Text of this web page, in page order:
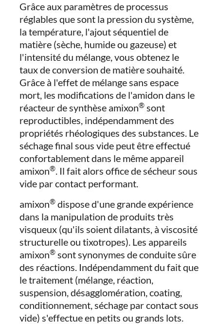
Grâce aux paramètres de processus
réglables que sont la pression du système,
la température, l'ajout séquentiel de
matière (sèche, humide ou gazeuse) et
l'intensité du mélange, vous obtenez le
taux de conversion de matière souhaité.
Grâce à l'effet de mélange sans espace
mort, les modifications de l'amidon dans le
réacteur de synthèse amixon® sont
reproductibles, indépendamment des
propriétés rhéologiques des substances. Le
séchage final sous vide peut être effectué
confortablement dans le même appareil
amixon®. Il fait alors office de sécheur sous
vide par contact performant.
amixon® dispose d'une grande expérience
dans la manipulation de produits très
visqueux (qu'ils soient dilatants, à viscosité
structurelle ou tixotropes). Les appareils
amixon® sont synonymes de conduite sûre
des réactions. Indépendamment du fait que
le traitement (mélange, réaction,
suspension, désagglomération, coating,
conditionnement, séchage par contact sous
vide) s'effectue en petits ou grands lots.